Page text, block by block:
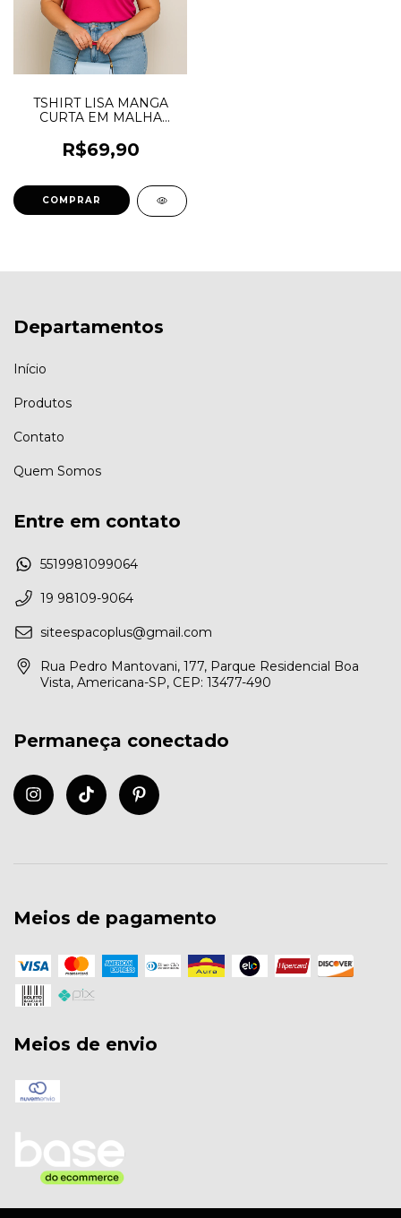
TSHIRT LISA MANGA
CURTA EM MALHA
R$69,90
COMPRAR
Departamentos
Início
Produtos
Contato
Quem Somos
Entre em contato
5519981099064
19 98109-9064
siteespacoplus@gmail.com
Rua Pedro Mantovani, 177, Parque Residencial Boa
Vista, Americana-SP, CEP: 13477-490
Permaneça conectado
Meios de pagamento
Meios de envio